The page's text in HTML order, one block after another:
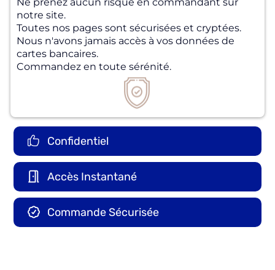
notre site.
Toutes nos pages sont sécurisées et cryptées.
Nous n'avons jamais accès à vos données de
cartes bancaires.
Commandez en toute sérénité.
Commande Sécurisée
Accès Instantané
Confidentiel